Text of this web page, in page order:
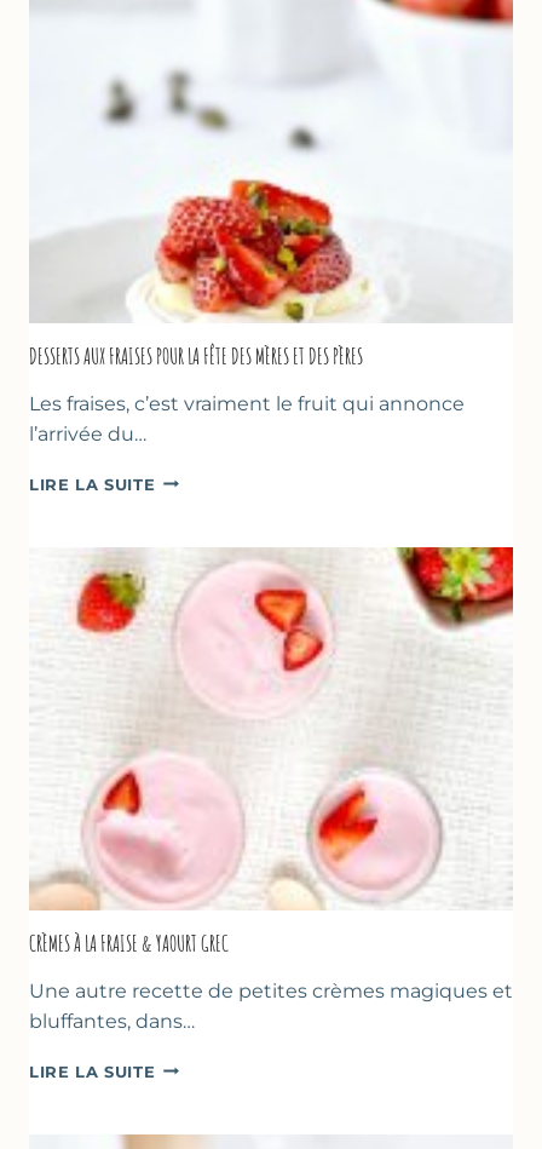
DESSERTS AUX FRAISES POUR LA FÊTE DES MÈRES ET DES PÈRES
Les fraises, c’est vraiment le fruit qui annonce
l’arrivée du…
LIRE LA SUITE DESSERTS
POUR
FÊTE
DES
CRÈMES À LA FRAISE & YAOURT GREC
Une autre recette de petites crèmes magiques et
bluffantes, dans…
LIRE LA SUITE CRÈMES
FRAISE